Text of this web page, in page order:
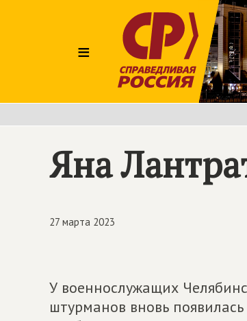
≡
Яна
27 марта 2023
У военнослужащих
штурманов вновь